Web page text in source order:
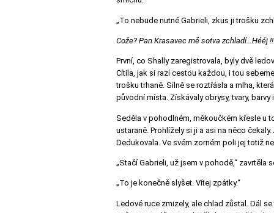
„To nebude nutné Gabrieli, zkus ji trošku
Cože? Pan Krasavec mě sotva zchladí…Hééj
První, co Shally zaregistrovala, byly dvě
Cítila, jak si razí cestou každou, i tou
trošku trhaně. Silně se roztřásla a mlha,
původní místa. Získávaly obrysy, tvary,
Seděla v pohodlném, měkoučkém křesle u
ustaraně. Prohlížely si ji a asi na něco čekaly.
Dedukovala. Ve svém zorném poli jej totiž
„Stačí Gabrieli, už jsem v pohodě,“ zavrtěla
„To je konečně slyšet. Vítej zpátky.“
Ledové ruce zmizely, ale chlad zůstal. Dál